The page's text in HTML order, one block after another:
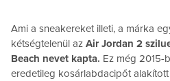
Ami a sneakereket illeti, a márka
kétségtelenül az Air Jordan 2
Beach nevet kapta. Ez még 2015-
eredetileg kosárlabdacipőt